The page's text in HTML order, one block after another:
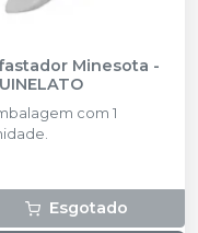
Minesota -
com 1
Esgotado